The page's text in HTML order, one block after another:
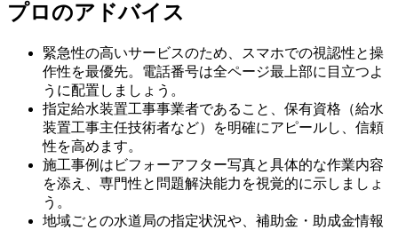
プロのアドバイス
緊急性の高いサービスのため、スマホでの視認性と操
作性を最優先。電話番号は全ページ最上部に目立つよ
うに配置しましょう。
指定給水装置工事事業者であること、保有資格（給水
装置工事主任技術者など）を明確にアピールし、信頼
性を高めます。
施工事例はビフォーアフター写真と具体的な作業内容
を添え、専門性と問題解決能力を視覚的に示しましょ
う。
地域ごとの水道局の指定状況や、補助金・助成金情報